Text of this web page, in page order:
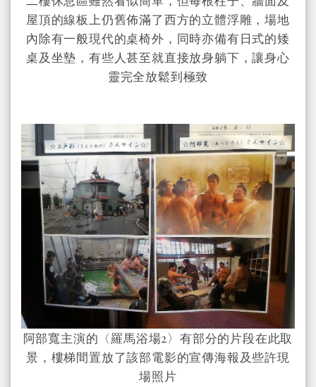
屋頂的線板上仍舊佈滿了西方的立體浮雕，場地
內除有一般現代的桌椅外，同時亦備有日式的矮
桌及坐墊，有些人甚至就直接放身躺下，讓身心
靈完全放鬆到極致
阿部寬主演的〈羅馬浴場2〉有部分的片段在此取
景，樓梯間置放了該部電影的宣傳海報及些許現
場照片